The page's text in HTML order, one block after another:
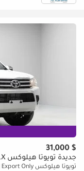
$ 31,000
جديدة تويوتا هيلوكس DLX
تويوتا هيلوكس DLX 2.4L - Super White Inside Maroon | Export Only